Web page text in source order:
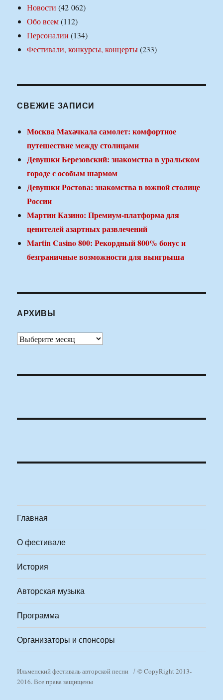
Новости (42 062)
Обо всем(112)
Персоналии (134)
Фестивали, конкурсы, концерты(233)
СВЕЖИЕ ЗАПИСИ
Москва Махачкала самолет: комфортное
путешествие между столицами
Девушки Березовский: знакомства в уральском
городе с особым шармом
Девушки Ростова: знакомства в южной столице
России
Мартин Казино: Премиум-платформа для
ценителей азартных развлечений
Martin Casino 800: Рекордный 800% бонус и
безграничные возможности для выигрыша
АРХИВЫ
Архивы
Главная
О фестивале
История
Авторская музыка
Программа
Организаторы и спонсоры
Ильменский фестиваль авторской песни
© CopyRight 2013-
2016. Все права защищены